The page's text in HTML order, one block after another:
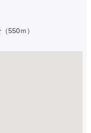
550ｍ）